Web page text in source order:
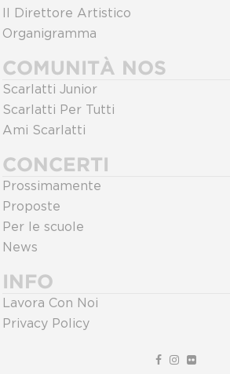
Il Direttore Artistico
Organigramma
COMUNITÀ NOS
Scarlatti Junior
Scarlatti Per Tutti
Ami Scarlatti
CONCERTI
Prossimamente
Proposte
Per le scuole
News
INFO
Lavora Con Noi
Privacy Policy